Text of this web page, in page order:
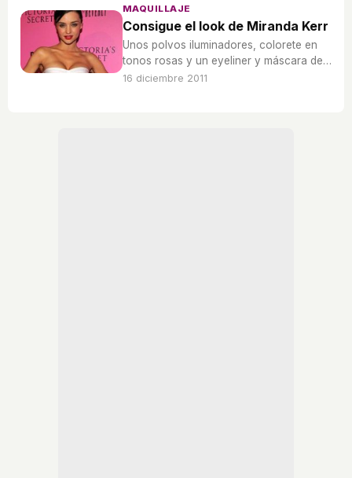
MAQUILLAJE
Consigue el look de Miranda Kerr
Unos polvos iluminadores, colorete en
tonos rosas y un eyeliner y máscara de
pestañas 'total in black' son sus claves.
16 diciembre 2011